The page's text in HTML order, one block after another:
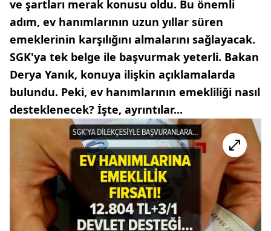
ve şartları merak konusu oldu. Bu önemli
adım, ev hanımlarının uzun yıllar süren
emeklerinin karşılığını almalarını sağlayacak.
SGK'ya tek belge ile başvurmak yeterli. Bakan
Derya Yanık, konuya ilişkin açıklamalarda
bulundu. Peki, ev hanımlarının emekliliği nasıl
desteklenecek? İşte, ayrıntılar...